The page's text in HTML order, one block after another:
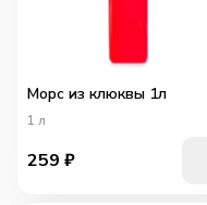
Морс из клюквы 1л
1 л
259 ₽